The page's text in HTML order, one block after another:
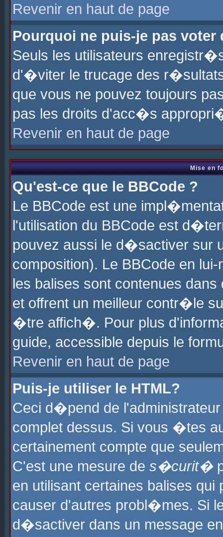
Revenir en haut de page
Pourquoi ne puis-je pas voter
Seuls les utilisateurs
d'�viter le trucage des
que vous ne pouvez toujours
pas les droits d'acc�s
Revenir en haut de page
Mise en
Qu'est-ce que le BBCode ?
Le BBCode est une
l'utilisation du BBCode est
pouvez aussi le d�sactiver sur
composition). Le BBCode en
les balises sont contenues
et offrent un meilleur contr�le
�tre affich�. Pour plus
guide, accessible depuis le
Revenir en haut de page
Puis-je utiliser le HTML?
Ceci d�pend de
complet dessus. Si vous �tes
certainement compte que
C'est une mesure de s�curit�
en utilisant certaines balises
causer d'autres probl�mes. Si
d�sactiver dans un message